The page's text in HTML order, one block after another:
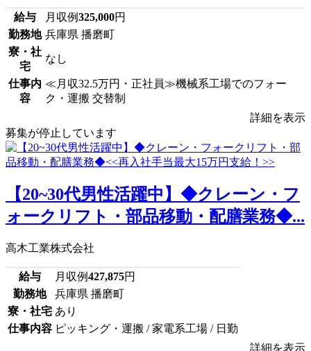
給与 月収例325,000円
勤務地 兵庫県 播磨町
寮・社
宅
なし
仕事内
容
≪月収32.5万円・正社員≫機械系工場でのフォー
ク・運搬 交替制
詳細を表示
募集が停止しています
【20~30代男性活躍中】◆クレーン・フ
ォークリフト・部品移動・配膳業務◆...
高木工業株式会社
給与 月収例427,875円
勤務地
兵庫県 播磨町
寮・社宅 あり
仕事内容 ピッキング・運搬 / 家電系工場 / 日勤
詳細を表示